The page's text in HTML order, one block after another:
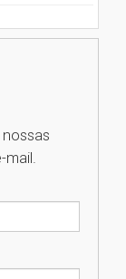
Centro
da Feira
em
mail.